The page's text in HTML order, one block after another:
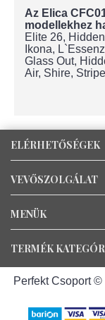
Az Elica
modellekhez
Elite 26,
Ikona,
Glass Out,
Air, Shire,
ELÉRHETŐSÉGEK
VEVŐSZOLGÁLAT
MENÜK
TERMÉK
Perfekt Csoport